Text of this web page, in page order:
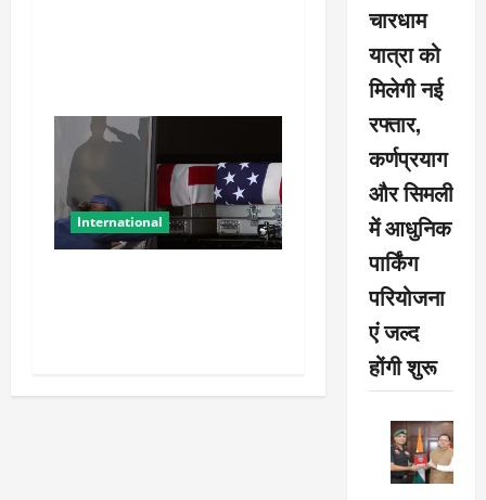
International
चारधाम
यात्रा को
मिलेगी नई
रफ्तार,
कर्णप्रयाग
और सिमली
में आधुनिक
पार्किंग
परियोजना
एं जल्द
होंगी शुरू